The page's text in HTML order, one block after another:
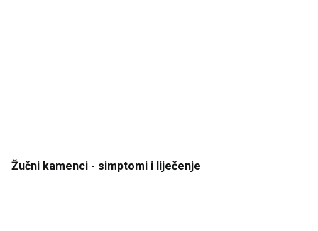
Žučni kamenci - simptomi i liječenje